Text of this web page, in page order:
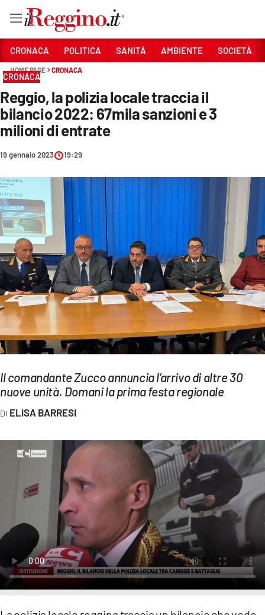
Sezioni
CRONACA
POLITICA
SANITÀ
AMBIENTE
SOCIETÀ
CULTURA
ECONOMIA E LAVORO
EVENTI
SPORT
Streaming
LAC NETWORK
LAC ONAIR
Network
LACPLAY.IT
LACTV.IT
LACONAIR.IT
LACITYMAG.IT
ILREGGINO.IT
CRONACA POLITICA SANITÀ AMBIENTE SOCIETÀ
HOME PAGE CRONACA
CRONACA
Reggio, la polizia locale traccia il
bilancio 2022: 67mila sanzioni e 3
milioni di entrate
19 gennaio 2023 19:29
Il comandante Zucco annuncia l’arrivo di altre 30
nuove unità. Domani la prima festa regionale
ELISA BARRESI